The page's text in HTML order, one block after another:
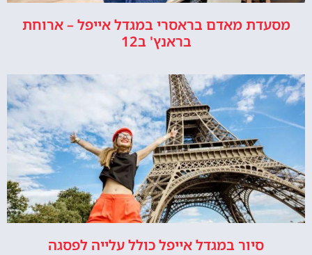
מסעדת מאדם בראסרי במגדל אייפל – ארוחת
בראנץ' ב12
סיור במגדל אייפל כולל עלייה לפסגה